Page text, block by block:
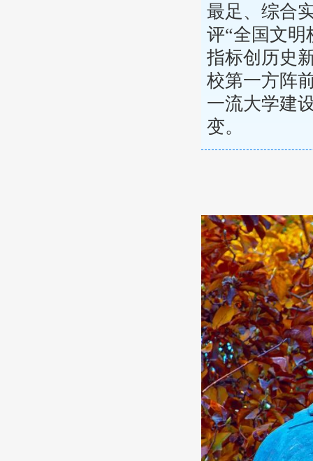
最足、综合
评“全国文明
指标创历史
校第一方阵
一流大学建
变。